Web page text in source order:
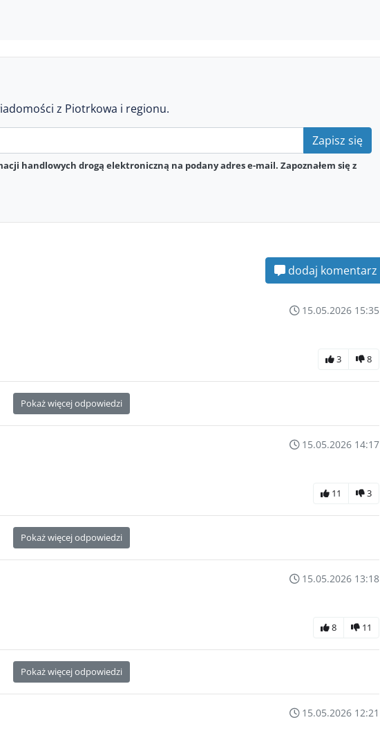
z Piotrkowa i regionu.
Zapisz się
handlowych drogą elektroniczną na podany adres e-mail. Zapoznałem się z
dodaj komentarz
15.05.2026 15:35
3 8
Pokaż więcej odpowiedzi
15.05.2026 14:17
11 3
Pokaż więcej odpowiedzi
15.05.2026 13:18
8 11
Pokaż więcej odpowiedzi
15.05.2026 12:21